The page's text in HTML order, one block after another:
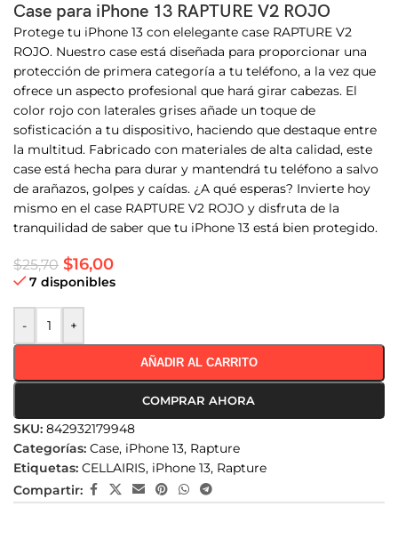
Case para iPhone 13 RAPTURE V2 ROJO
Protege tu iPhone 13 con elelegante case RAPTURE V2
ROJO. Nuestro case está diseñada para proporcionar una
protección de primera categoría a tu teléfono, a la vez que
ofrece un aspecto profesional que hará girar cabezas. El
color rojo con laterales grises añade un toque de
sofisticación a tu dispositivo, haciendo que destaque entre
la multitud. Fabricado con materiales de alta calidad, este
case está hecha para durar y mantendrá tu teléfono a salvo
de arañazos, golpes y caídas. ¿A qué esperas? Invierte hoy
mismo en el case RAPTURE V2 ROJO y disfruta de la
tranquilidad de saber que tu iPhone 13 está bien protegido.
$25,70 $16,00
7 disponibles
- +
AÑADIR AL CARRITO
COMPRAR AHORA
SKU: 842932179948
Categorías: Case, iPhone 13, Rapture
Etiquetas: CELLAIRIS, iPhone 13, Rapture
Compartir: